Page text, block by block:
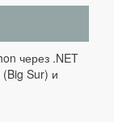
через .NET
Sur) и